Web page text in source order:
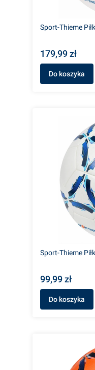
Sport-Thieme
179,99 zł
Do koszyka
Sport-Thieme
99,99 zł
Do koszyka